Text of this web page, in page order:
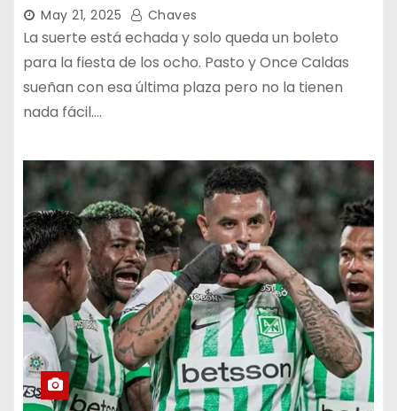
May 21, 2025 Chaves
La suerte está echada y solo queda un boleto
para la fiesta de los ocho. Pasto y Once Caldas
sueñan con esa última plaza pero no la tienen
nada fácil.…